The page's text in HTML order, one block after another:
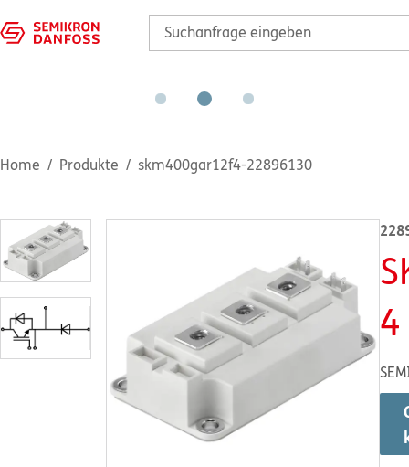
Home Produkte skm400gar12f4-22896130
4